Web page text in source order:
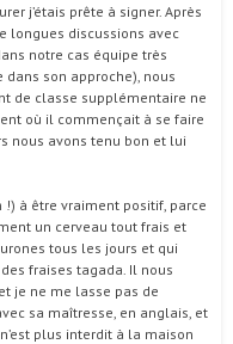
j’étais prête à signer. Après
longues discussions avec
notre cas équipe très
dans son approche), nous
de classe supplémentaire ne
où il commençait à se faire
nous avons tenu bon et lui
à être vraiment positif, parce
un cerveau tout frais et
tous les jours et qui
fraises tagada. Il nous
je ne me lasse pas de
sa maîtresse, en anglais, et
plus interdit à la maison